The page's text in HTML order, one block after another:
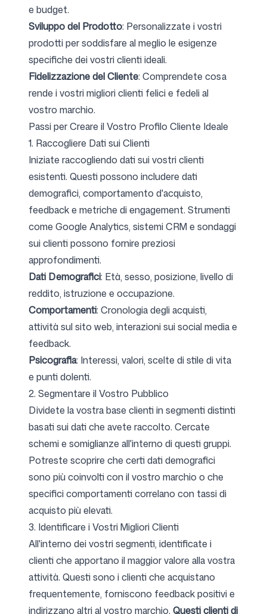
e budget.
Sviluppo del Prodotto: Personalizzate i vostri
prodotti per soddisfare al meglio le esigenze
specifiche dei vostri clienti ideali.
Fidelizzazione del Cliente: Comprendete cosa
rende i vostri migliori clienti felici e fedeli al
vostro marchio.
Passi per Creare il Vostro Profilo Cliente Ideale
1. Raccogliere Dati sui Clienti
Iniziate raccogliendo dati sui vostri clienti
esistenti. Questi possono includere dati
demografici, comportamento d'acquisto,
feedback e metriche di engagement. Strumenti
come Google Analytics, sistemi CRM e sondaggi
sui clienti possono fornire preziosi
approfondimenti.
Dati Demografici: Età, sesso, posizione, livello di
reddito, istruzione e occupazione.
Comportamenti: Cronologia degli acquisti,
attività sul sito web, interazioni sui social media e
feedback.
Psicografia: Interessi, valori, scelte di stile di vita
e punti dolenti.
2. Segmentare il Vostro Pubblico
Dividete la vostra base clienti in segmenti distinti
basati sui dati che avete raccolto. Cercate
schemi e somiglianze all'interno di questi gruppi.
Potreste scoprire che certi dati demografici
sono più coinvolti con il vostro marchio o che
specifici comportamenti correlano con tassi di
acquisto più elevati.
3. Identificare i Vostri Migliori Clienti
All'interno dei vostri segmenti, identificate i
clienti che apportano il maggior valore alla vostra
attività. Questi sono i clienti che acquistano
frequentemente, forniscono feedback positivi e
indirizzano altri al vostro marchio. Questi clienti di